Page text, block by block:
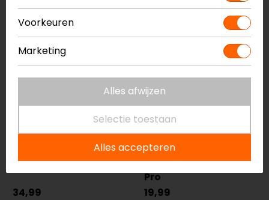
SP Connect
Anti Vibratie Module
Chrome
34,99
SP Connect
Glass Screen
Protector iPhone 16
Pro
19,99
Voorkeuren
Marketing
Alles afwijzen
Selectie toestaan
Alles accepteren